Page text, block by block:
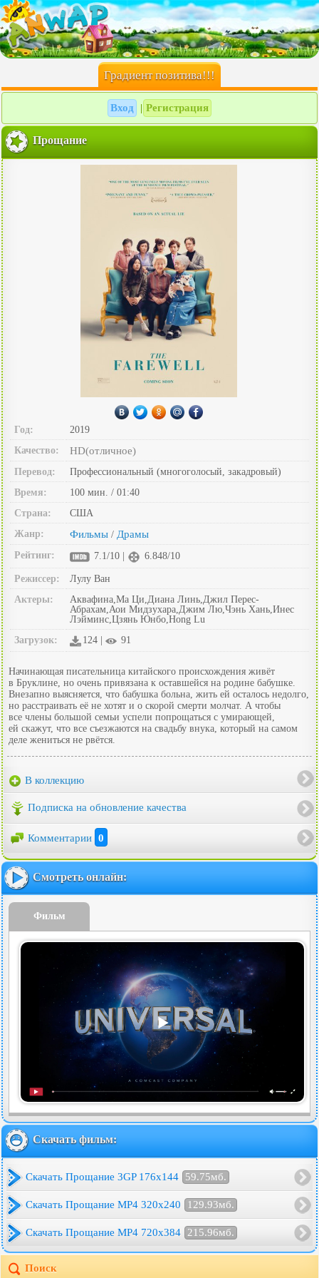
Градиент позитива!!!
Вход Регистрация
Прощание
Год:
2019
Качество:
HD(отличное)
Перевод:
Профессиональный (многоголосый, закадровый)
Время:
100 мин. / 01:40
Страна:
США
Жанр:
Фильмы / Драмы
Рейтинг: 7.1/10 | 6.848/10
Режиссер:
Лулу Ван
Актеры:
Аквафина,Ма Ци,Диана Линь,Джил Перес-
Абрахам,Аои Мидзухара,Джим Лю,Чэнь Хань,Инес
Лэйминс,Цзянь Юнбо,Hong Lu
Загрузок:
124 | 91
Начинающая писательница китайского происхождения живёт
в Бруклине, но очень привязана к оставшейся на родине бабушке.
Внезапно выясняется, что бабушка больна, жить ей осталось недолго,
но расстраивать её не хотят и о скорой смерти молчат. А чтобы
все члены большой семьи успели попрощаться с умирающей,
ей скажут, что все съезжаются на свадьбу внука, который на самом
деле жениться не рвётся.
В коллекцию
Подписка на обновление качества
Комментарии 0
Смотреть онлайн:
Фильм
Скачать фильм:
Скачать Прощание 3GP 176x144 59.75мб.
Скачать Прощание MP4 320x240 129.93мб.
Скачать Прощание MP4 720x384 215.96мб.
Поиск